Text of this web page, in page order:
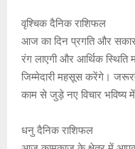
वृश्चिक दैनिक राशिफल
आज का दिन प्रगति और
रंग लाएगी और आर्थिक स्थिति
जिम्मेदारी महसूस करेंगे।
काम से जुड़े नए विचार
धनु दैनिक राशिफल